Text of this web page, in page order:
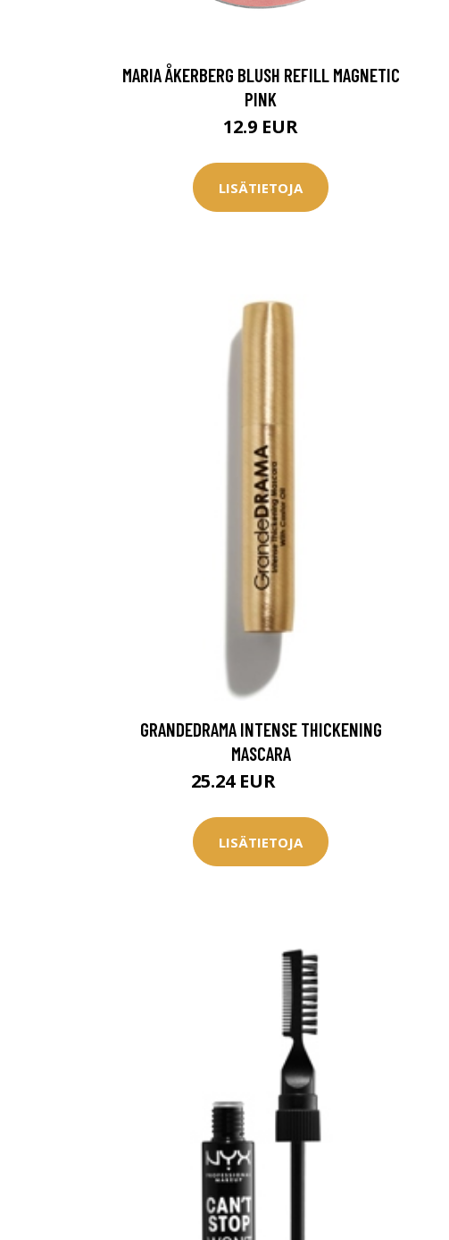
MARIA ÅKERBERG BLUSH REFILL MAGNETIC
PINK
12.9 EUR
LISÄTIETOJA
GRANDEDRAMA INTENSE THICKENING
MASCARA
25.24 EUR
LISÄTIETOJA
IdealofMeD Kauppa
Kaikki
Saat myös -200 €
konsultaation.